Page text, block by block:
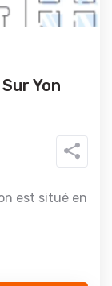
Yon
est situé en